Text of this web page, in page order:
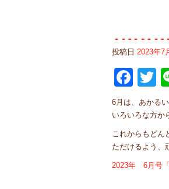
投稿日 2023年7
6月は、あかる
いろいろな方か
これからもどん
ただけるよう、
2023年 6月号